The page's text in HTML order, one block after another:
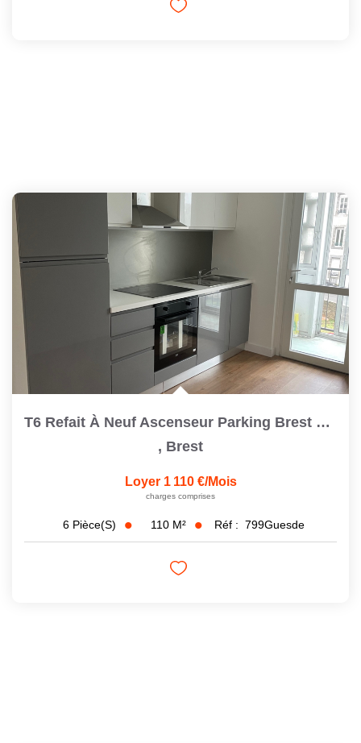
T6 Refait À Neuf Ascenseur Parking Brest Saint Michel
, Brest
Loyer 1 110 €/mois
charges comprises
6 Pièce(s) 110 M² Réf : 799Guesde